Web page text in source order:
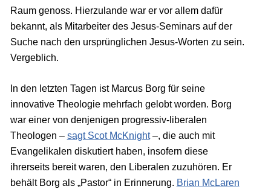
Raum genoss. Hierzulande war er vor allem dafür
bekannt, als Mitarbeiter des Jesus-Seminars auf der
Suche nach den ursprünglichen Jesus-Worten zu sein.
Vergeblich.
In den letzten Tagen ist Marcus Borg für seine
innovative Theologie mehrfach gelobt worden. Borg
war einer von denjenigen progressiv-liberalen
Theologen – sagt Scot McKnight–, die auch mit
Evangelikalen diskutiert haben, insofern diese
ihrerseits bereit waren, den Liberalen zuzuhören. Er
behält Borg als „Pastor“ in Erinnerung. Brian McLaren